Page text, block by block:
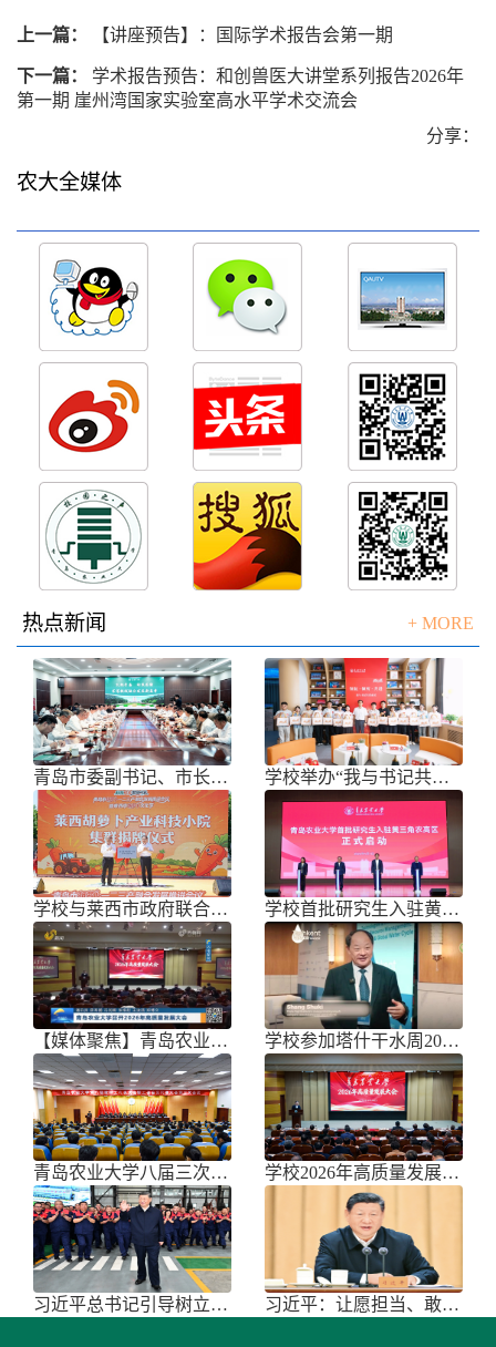
上一篇： 【讲座预告】：国际学术报告会第一期
下一篇：
学术报告预告：和创兽医大讲堂系列报告2026年
第一期 崖州湾国家实验室高水平学术交流会
分享：
农大全媒体
热点新闻 + MORE
青岛市委副书记、市长任刚来校调研 学校举办“我与书记共话成长”师生面
学校与莱西市政府联合举办青岛市胡萝 学校首批研究生入驻黄三角农高区
【媒体聚焦】青岛农业大学召开202 学校参加塔什干水周2026国际论坛
青岛农业大学八届三次双代会胜利召开 学校2026年高质量发展大会召开
习近平总书记引导树立和践行正确政绩 习近平：让愿担当、敢担当、善担当蔚